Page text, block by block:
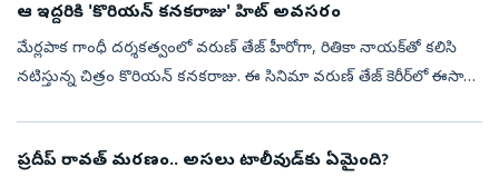
ఆ ఇద్దరికి 'కొరియన్ కనకరాజు' హిట్‌ అవసరం
మేర్లపాక గాంధీ దర్శకత్వంలో వరుణ్ తేజ్ హీరోగా, రితికా నాయక్‌తో కలిసి
నటిస్తున్న చిత్రం కొరియన్ కనకరాజు. ఈ సినిమా వరుణ్ తేజ్ కెరీర్‌లో ఈసారి
ప్రదీప్ రావత్ మరణం.. అసలు టాలీవుడ్‌కు ఏమైంది?